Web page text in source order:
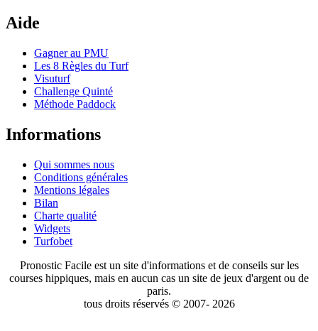
Aide
Gagner au PMU
Les 8 Règles du Turf
Visuturf
Challenge Quinté
Méthode Paddock
Informations
Qui sommes nous
Conditions générales
Mentions légales
Bilan
Charte qualité
Widgets
Turfobet
Pronostic Facile est un site d'informations et de conseils sur les
courses hippiques, mais en aucun cas un site de jeux d'argent ou de
paris.
tous droits réservés © 2007- 2026